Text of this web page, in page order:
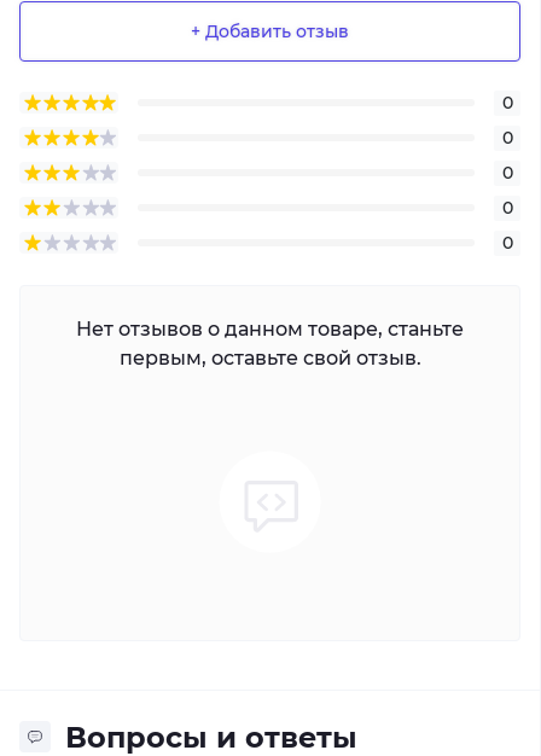
+ Добавить отзыв
0
0
0
0
0
Нет отзывов о данном товаре, станьте
первым, оставьте свой отзыв.
Вопросы и ответы